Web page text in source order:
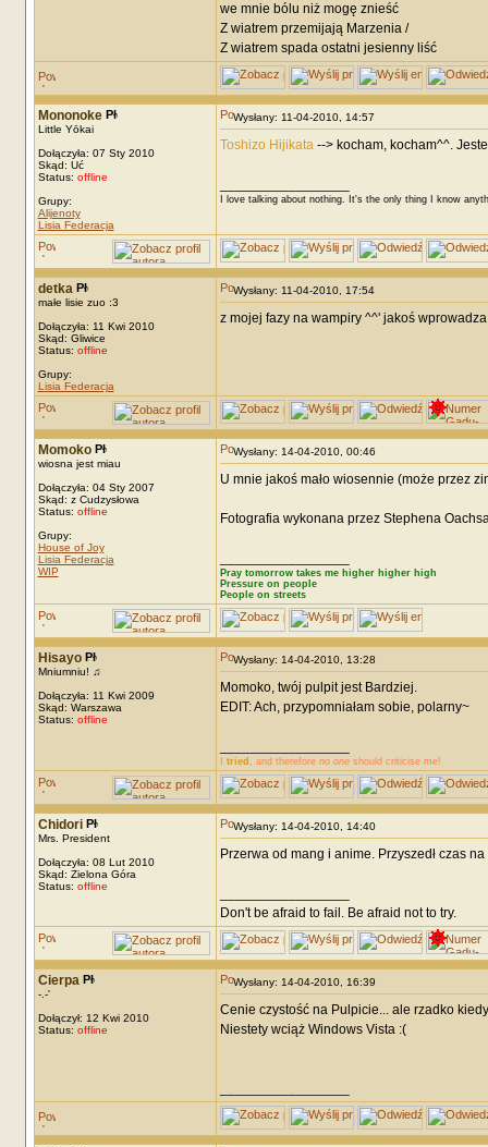
we mnie bólu niż mogę znieść
Z wiatrem przemijają Marzenia /
Z wiatrem spada ostatni jesienny liść
Mononoke
Little Yōkai
Dołączyła: 07 Sty 2010
Skąd: Uć
Status: offline
Grupy:
Alijenoty
Lisia Federacja
Wysłany: 11-04-2010, 14:57
Toshizo Hijikata--> kocham, kocham^^.
I love talking about nothing. It's the only thing I know
detka
małe lisie zuo :3
Dołączyła: 11 Kwi 2010
Skąd: Gliwice
Status: offline
Grupy:
Lisia Federacja
Wysłany: 11-04-2010, 17:54
z mojej fazy na wampiry ^^' jakoś
Momoko
wiosna jest miau
Dołączyła: 04 Sty 2007
Skąd: z Cudzysłowa
Status: offline
Grupy:
House of Joy
Lisia Federacja
WIP
Wysłany: 14-04-2010, 00:46
U mnie jakoś mało wiosennie (może przez
Fotografia wykonana przez Stephena
Pray tomorrow takes me higher higher high
Pressure on people
People on streets
Hisayo
Mniumniu! ♫
Dołączyła: 11 Kwi 2009
Skąd: Warszawa
Status: offline
Wysłany: 14-04-2010, 13:28
Momoko, twój pulpit jest Bardziej.
EDIT: Ach, przypomniałam sobie, polarny~
tried , and therefore no oneshould criticise me!
Chidori
Mrs. President
Dołączyła: 08 Lut 2010
Skąd: Zielona Góra
Status: offline
Wysłany: 14-04-2010, 14:40
Przerwa od mang i anime. Przyszedł czas
Don't be afraid to fail. Be afraid not to try.
Cierpa
-.-'
Dołączył: 12 Kwi 2010
Status: offline
Wysłany: 14-04-2010, 16:39
Cenie czystość na Pulpicie... ale rzadko
Niestety wciąż Windows Vista :(